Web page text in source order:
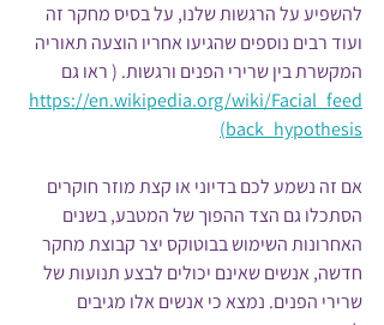
להשפיע על הרגשות שלנו, על בסיס מחקר זה
ועוד רבים נוספים שהגיעו אחריו הוצעה תאוריה
המקשרת בין שרירי הפנים ורגשות. ( ראו גם
https://en.wikipedia.org/wiki/Facial_feed
back_hypothesis)
אם זה נשמע לכם בדיוני או קצת מוזר חוקרים
הסתכלו גם הצד ההפוך של המטבע, בשנים
האחרונות השימוש בבוטוקס יצר קבוצת מחקר
חדשה, אנשים שאינם יכולים לבצע תנועות של
שרירי הפנים. נמצא כי אנשים אלו מגיבים